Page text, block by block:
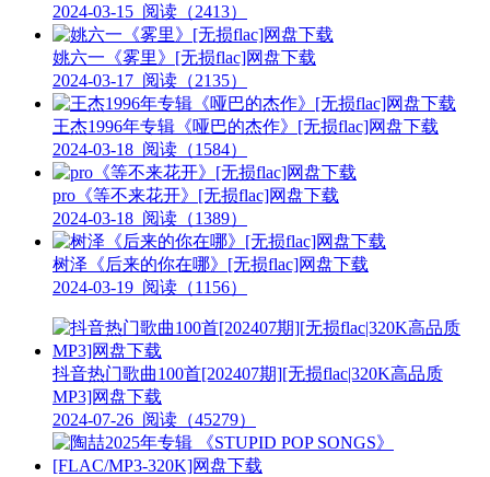
2024-03-15 阅读（2413）
姚六一《雾里》[无损flac]网盘下载
2024-03-17 阅读（2135）
王杰1996年专辑《哑巴的杰作》[无损flac]网盘下载
2024-03-18 阅读（1584）
pro《等不来花开》[无损flac]网盘下载
2024-03-18 阅读（1389）
树泽《后来的你在哪》[无损flac]网盘下载
2024-03-19 阅读（1156）
抖音热门歌曲100首[202407期][无损flac|320K高品质
MP3]网盘下载
2024-07-26 阅读（45279）